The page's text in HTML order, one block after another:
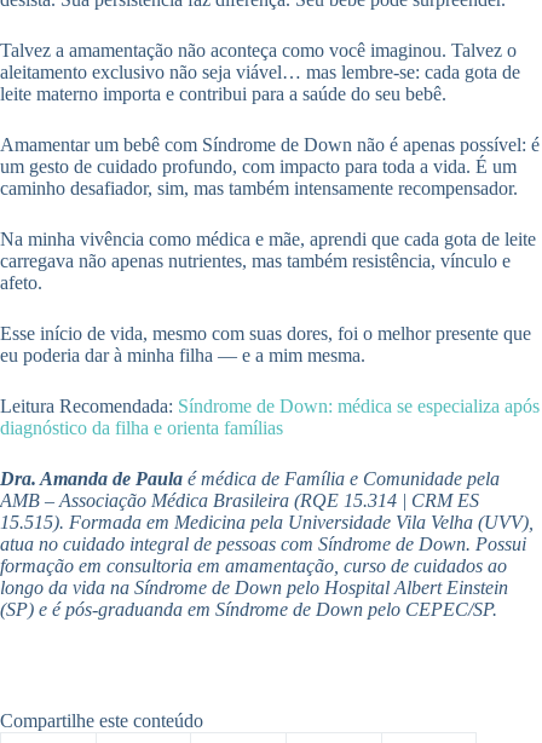
Talvez a amamentação não aconteça como você imaginou. Talvez o
aleitamento exclusivo não seja viável… mas lembre-se: cada gota de
leite materno importa e contribui para a saúde do seu bebê.
Amamentar um bebê com Síndrome de Down não é apenas possível: é
um gesto de cuidado profundo, com impacto para toda a vida. É um
caminho desafiador, sim, mas também intensamente recompensador.
Na minha vivência como médica e mãe, aprendi que cada gota de leite
carregava não apenas nutrientes, mas também resistência, vínculo e
afeto.
Esse início de vida, mesmo com suas dores, foi o melhor presente que
eu poderia dar à minha filha — e a mim mesma.
Leitura Recomendada: Síndrome de Down: médica se especializa após
diagnóstico da filha e orienta famílias
Dra. Amanda de Paula é médica de Família e Comunidade pela
AMB – Associação Médica Brasileira (RQE 15.314 | CRM ES
15.515). Formada em Medicina pela Universidade Vila Velha (UVV),
atua no cuidado integral de pessoas com Síndrome de Down. Possui
formação em consultoria em amamentação, curso de cuidados ao
longo da vida na Síndrome de Down pelo Hospital Albert Einstein
(SP) e é pós-graduanda em Síndrome de Down pelo CEPEC/SP.
Compartilhe este conteúdo